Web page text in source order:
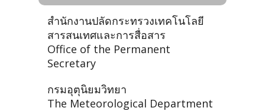
สำนักงานปลัดกระทรวงเทคโนโลยี
สารสนเทศและการสื่อสาร
Office of the Permanent
Secretary
กรมอุตุนิยมวิทยา
The Meteorological Department